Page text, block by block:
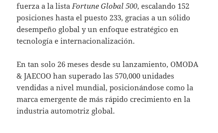
fuerza a la lista Fortune Global 500, escalando 152
posiciones hasta el puesto 233, gracias a un sólido
desempeño global y un enfoque estratégico en
tecnología e internacionalización.
En tan solo 26 meses desde su lanzamiento, OMODA
& JAECOO han superado las 570,000 unidades
vendidas a nivel mundial, posicionándose como la
marca emergente de más rápido crecimiento en la
industria automotriz global.